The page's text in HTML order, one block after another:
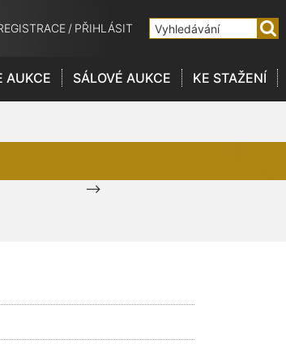
/ PŘIHLÁSIT
AUKCE SÁLOVÉ AUKCE KE STAŽENÍ
-->